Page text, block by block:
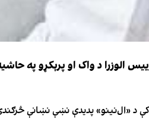
الوزرا د واک او پرېکړو په
د «ال‌نینو» پدیدې نښې نښانې